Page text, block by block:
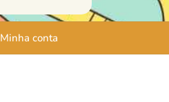
Minha conta